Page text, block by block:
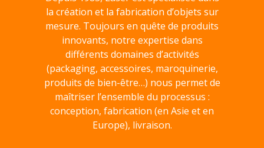
la création et la fabrication d’objets sur
mesure. Toujours en quête de produits
innovants, notre expertise dans
différents domaines d’activités
(packaging, accessoires, maroquinerie,
produits de bien-être…) nous permet de
maîtriser l’ensemble du processus :
conception, fabrication (en Asie et en
Europe), livraison.